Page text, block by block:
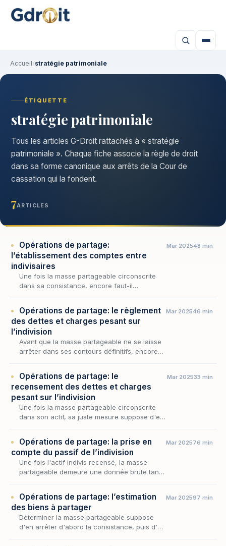
Accueil›stratégie patrimoniale
ÉTIQUETTE
stratégie patrimoniale
Tous les articles G-Droit rattachés à « stratégie
patrimoniale ». Chaque fiche associe la règle de droit
dans sa forme canonique aux arrêts de la Cour de
cassation qui la fondent.
7ARTICLES
Opérations de partage:
l’établissement des comptes entre
indivisaires
Une fois la masse partageable circonscrite
dans sa consistance, encore faut-il
est l'of…
Mar 202548 min
Opérations de partage: le règlement
des dettes et charges pesant sur
l’indivision
Avant que la masse partageable ne se laisse
arrêter dans ses contours définitifs, encore
Mar 202546 min
Opérations de partage: le
recensement des dettes et charges
pesant sur l’indivision
Une fois la masse partageable circonscrite
dans son actif, sa juste mesure suppose d'en
demeure…
Mar 202533 min
Opérations de partage: la prise en
compte du passif de l’indivision
Une fois l'actif indivis recensé, la masse
partageable demeure une donnée brute tant
l'acti…
Mar 202576 min
Opérations de partage: l’estimation
des biens à partager
Déterminer la masse partageable suppose
d'en arrêter d'abord la consistance, puis d'en
Mar 202597 min